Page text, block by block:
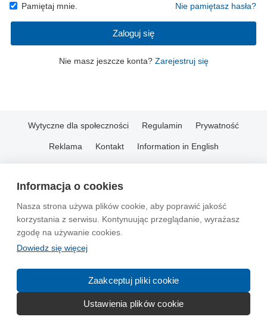
Informacja o cookies
Nasza strona używa plików cookie, aby poprawić jakość
korzystania z serwisu. Kontynuując przeglądanie, wyrażasz
zgodę na używanie cookies.
Dowiedz się więcej
Zaakceptuj pliki cookie
Ustawienia plików cookie
Pamiętaj mnie. Nie pamiętasz hasła?
Zaloguj się
Nie masz jeszcze konta? Zarejestruj się
Wytyczne dla społeczności Regulamin Prywatność
Reklama Kontakt Information in English